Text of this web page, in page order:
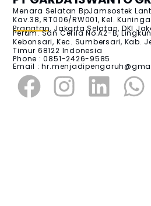
Menara Selatan BpJamsostek
Kav.38, RT006/RW001, Kel.
Prapatan, Jakarta Selatan, DKI
Perum. San Cefila No.A2-B,
Kebonsari, Kec. Sumbersari, Kab.
Timur 68122 Indonesia
Phone : 0851-2426-9585
Email :